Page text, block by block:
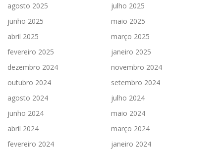
agosto 2025
julho 2025
junho 2025
maio 2025
abril 2025
março 2025
fevereiro 2025
janeiro 2025
dezembro 2024
novembro 2024
outubro 2024
setembro 2024
agosto 2024
julho 2024
junho 2024
maio 2024
abril 2024
março 2024
fevereiro 2024
janeiro 2024